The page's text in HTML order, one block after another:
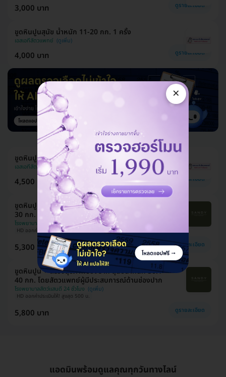
3,000 บาท ดูรายละเอียด
ขูดหินปูนสุนัข น้ำหนัก 11-20 กก. 1 ครั้ง
เอสเอทีสัตวแพทย์
4,000 บาท ดูรายละเอียด
ขูดหินปูนสุนัข น้ำหนัก 21 กก. ขึ้นไป 1 ครั้ง
เอสเอทีสัตวแพทย์
4,500 บาท ดูรายละเอียด
HD ออกค่าประเมินให้! สูงสุด 500 บ.
ขูดหินปูน + ตรวจสุขภาพช่องปาก สุนัขน้ำหนัก 20.1-
30 กก. โดยสัตวแพทย์ผู้มีประสบการณ์ด้านช่องปาก
โรงพยาบาลสัตว์แสนดี 24 ชั่วโมง
5,300 บาท ดูรายละเอียด
HD ออกค่าประเมินให้! สูงสุด 500 บ.
ขูดหินปูน + ตรวจสุขภาพช่องปาก สุนัขน้ำหนัก 30.1-
40 กก. โดยสัตวแพทย์ผู้มีประสบการณ์ด้านช่องปาก
โรงพยาบาลสัตว์แสนดี 24 ชั่วโมง
5,800 บาท ดูรายละเอียด
แอดมินพร้อมดูแลคุณทุกวันทางไลน์
×